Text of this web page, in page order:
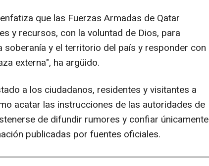
que las Fuerzas Armadas de Qatar
y recursos, con la voluntad de Dios, para
soberanía y el territorio del país y responder con
externa", ha argüido.
a los ciudadanos, residentes y visitantes a
acatar las instrucciones de las autoridades de
de difundir rumores y confiar únicamente
publicadas por fuentes oficiales.